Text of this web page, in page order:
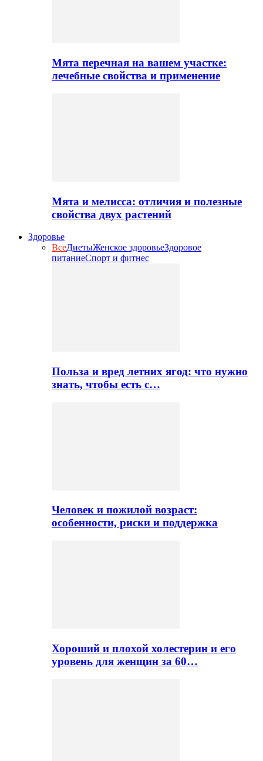
Мята перечная на вашем участке:
лечебные свойства и применение
Мята и мелисса: отличия и полезные
свойства двух растений
Здоровье
ВсеДиетыЖенское здоровьеЗдоровое
питаниеСпорт и фитнес
Польза и вред летних ягод: что нужно
знать, чтобы есть с…
Человек и пожилой возраст:
особенности, риски и поддержка
Хороший и плохой холестерин и его
уровень для женщин за 60…